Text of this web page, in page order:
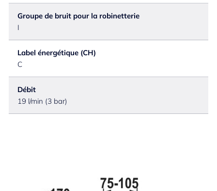
Groupe de bruit pour la robinetterie
I
Label énergétique (CH)
C
Débit
19 l/min (3 bar)